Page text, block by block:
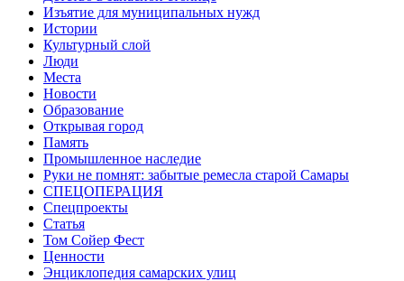
Изъятие для муниципальных нужд
Истории
Культурный слой
Люди
Места
Новости
Образование
Открывая город
Память
Промышленное наследие
Руки не помнят: забытые ремесла старой Самары
СПЕЦОПЕРАЦИЯ
Спецпроекты
Статья
Том Сойер Фест
Ценности
Энциклопедия самарских улиц